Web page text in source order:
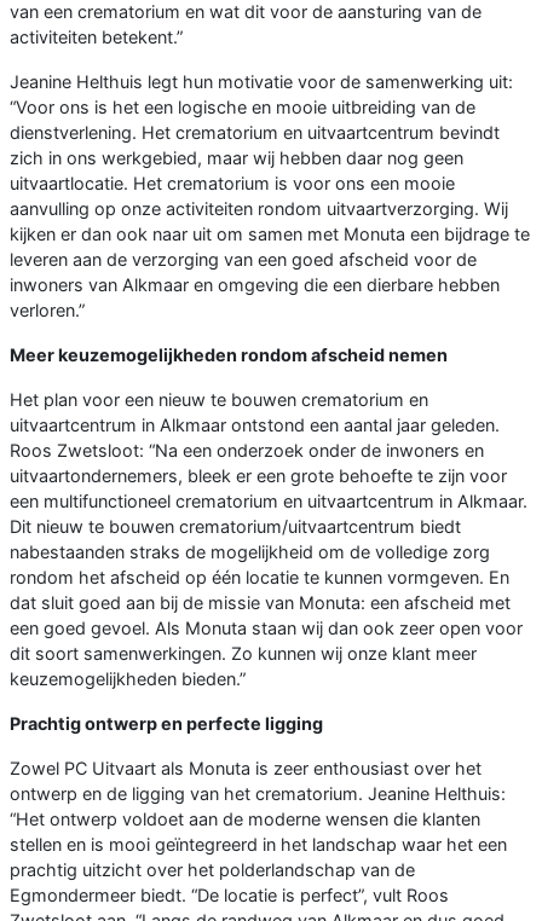
van een crematorium en wat dit voor de aansturing van de
activiteiten betekent.”
Jeanine Helthuis legt hun motivatie voor de samenwerking uit:
“Voor ons is het een logische en mooie uitbreiding van de
dienstverlening. Het crematorium en uitvaartcentrum bevindt
zich in ons werkgebied, maar wij hebben daar nog geen
uitvaartlocatie. Het crematorium is voor ons een mooie
aanvulling op onze activiteiten rondom uitvaartverzorging. Wij
kijken er dan ook naar uit om samen met Monuta een bijdrage te
leveren aan de verzorging van een goed afscheid voor de
inwoners van Alkmaar en omgeving die een dierbare hebben
verloren.”
Meer keuzemogelijkheden rondom afscheid nemen
Het plan voor een nieuw te bouwen crematorium en
uitvaartcentrum in Alkmaar ontstond een aantal jaar geleden.
Roos Zwetsloot: “Na een onderzoek onder de inwoners en
uitvaartondernemers, bleek er een grote behoefte te zijn voor
een multifunctioneel crematorium en uitvaartcentrum in Alkmaar.
Dit nieuw te bouwen crematorium/uitvaartcentrum biedt
nabestaanden straks de mogelijkheid om de volledige zorg
rondom het afscheid op één locatie te kunnen vormgeven. En
dat sluit goed aan bij de missie van Monuta: een afscheid met
een goed gevoel. Als Monuta staan wij dan ook zeer open voor
dit soort samenwerkingen. Zo kunnen wij onze klant meer
keuzemogelijkheden bieden.”
Prachtig ontwerp en perfecte ligging
Zowel PC Uitvaart als Monuta is zeer enthousiast over het
ontwerp en de ligging van het crematorium. Jeanine Helthuis:
“Het ontwerp voldoet aan de moderne wensen die klanten
stellen en is mooi geïntegreerd in het landschap waar het een
prachtig uitzicht over het polderlandschap van de
Egmondermeer biedt. “De locatie is perfect”, vult Roos